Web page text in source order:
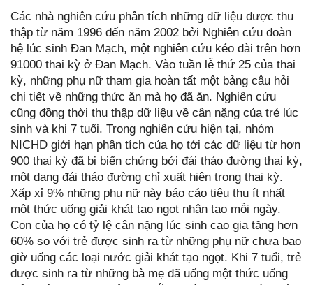
Các nhà nghiên cứu phân tích những dữ liệu được thu
thập từ năm 1996 đến năm 2002 bởi Nghiên cứu đoàn
hệ lúc sinh Đan Mạch, một nghiên cứu kéo dài trên hơn
91000 thai kỳ ở Đan Mạch. Vào tuần lễ thứ 25 của thai
kỳ, những phụ nữ tham gia hoàn tất một bảng câu hỏi
chi tiết về những thức ăn mà họ đã ăn. Nghiên cứu
cũng đồng thời thu thập dữ liệu về cân nặng của trẻ lúc
sinh và khi 7 tuổi. Trong nghiên cứu hiện tại, nhóm
NICHD giới hạn phân tích của họ tới các dữ liệu từ hơn
900 thai kỳ đã bị biến chứng bởi đái tháo đường thai kỳ,
một dạng đái tháo đường chỉ xuất hiện trong thai kỳ.
Xấp xỉ 9% những phụ nữ này báo cáo tiêu thụ ít nhất
một thức uống giải khát tạo ngọt nhân tạo mỗi ngày.
Con của họ có tỷ lệ cân nặng lúc sinh cao gia tăng hơn
60% so với trẻ được sinh ra từ những phụ nữ chưa bao
giờ uống các loại nước giải khát tạo ngọt. Khi 7 tuổi, trẻ
được sinh ra từ những bà mẹ đã uống một thức uống